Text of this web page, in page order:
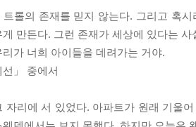
트롤의 존재를 믿지 않는다. 그리고 혹
게 만든다. 그런 존재가 세상에 있다는
리가 너희 아이들을 데려가는 거야.
」 중에서
자리에 서 있었다. 아파트가 원래 기울